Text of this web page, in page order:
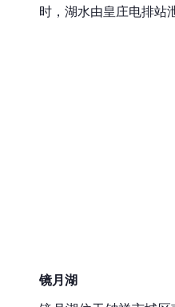
时，湖水由皇庄电排站
镜月湖